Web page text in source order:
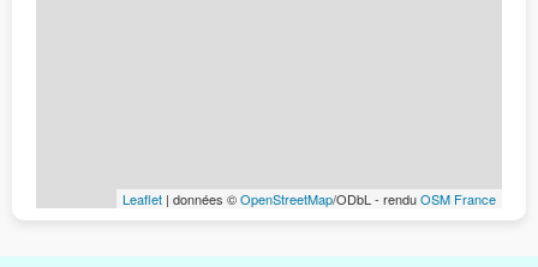
Leaflet | données ©OpenStreetMap/ODbL - renduOSM France